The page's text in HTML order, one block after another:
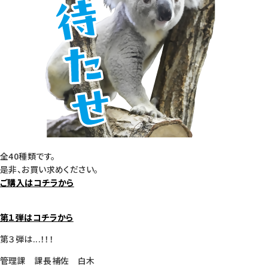
全40種類です。
是非、お買い求めください。
ご購入はコチラから
第１弾はコチラから
第３弾は...！！！
管理課 課長補佐 白木